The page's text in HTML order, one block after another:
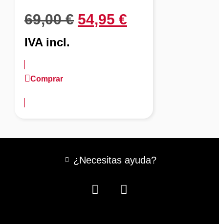
69,00€ 54,95 €
IVA incl.
Comprar
¿Necesitas ayuda?